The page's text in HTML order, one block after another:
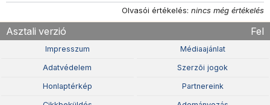
Olvasói értékelés: nincs még értékelés
Asztali verzió Fel
Impresszum Médiaajánlat
Adatvédelem Szerzõi jogok
Honlaptérkép Partnereink